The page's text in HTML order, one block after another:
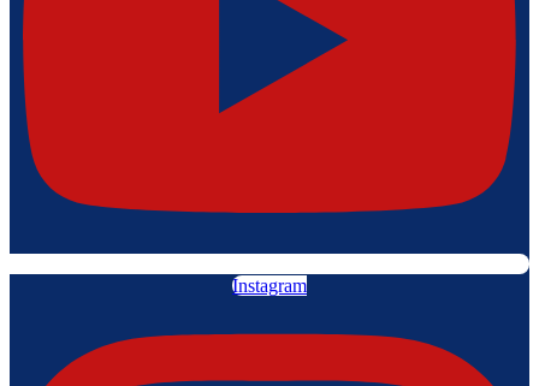
Instagram